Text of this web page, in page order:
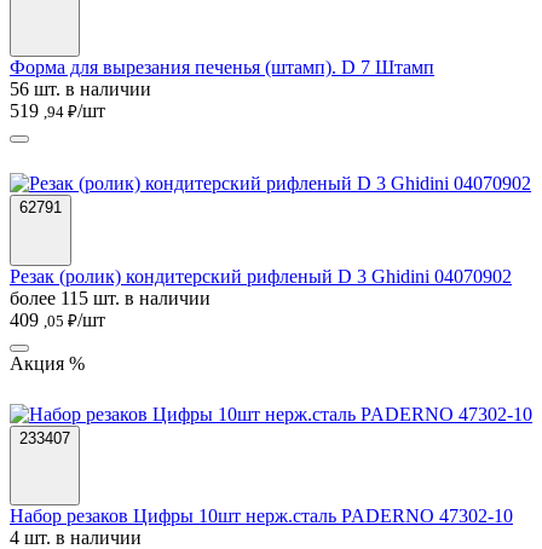
Форма для вырезания печенья (штамп). D 7 Штамп
56 шт. в наличии
519 ,94 ₽/шт
62791
Резак (ролик) кондитерский рифленый D 3 Ghidini 04070902
более 115 шт. в наличии
409 ,05 ₽/шт
Акция %
233407
Набор резаков Цифры 10шт нерж.сталь PADERNO 47302-10
4 шт. в наличии